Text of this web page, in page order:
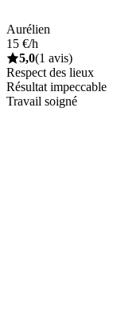
Aurélien
15 €/h
5,0(1 avis)
Respect des lieux
Résultat impeccable
Travail soigné